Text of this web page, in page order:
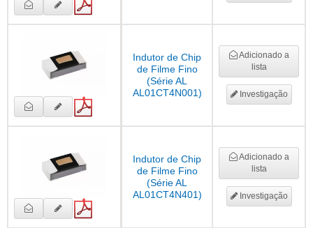
Indutor de Chip
de Filme Fino
(Série AL
AL01CT4N001)
Adicionado a
lista
Investigação
Indutor de Chip
de Filme Fino
(Série AL
AL01CT4N401)
Adicionado a
lista
Investigação